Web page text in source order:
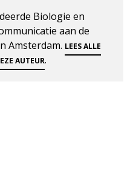
Biologie en
aan de
Amsterdam. LEES ALLE
AUTEUR.